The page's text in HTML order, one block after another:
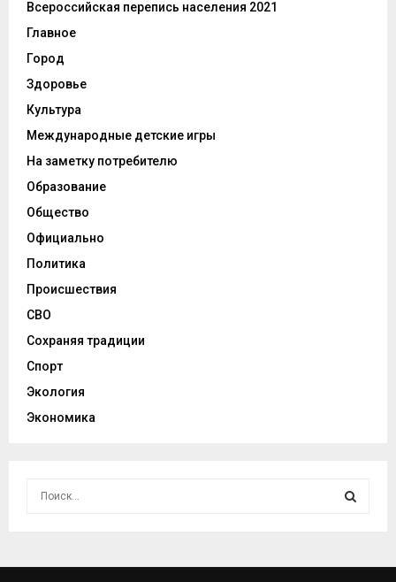
Всероссийская перепись населения 2021
Главное
Город
Здоровье
Культура
Международные детские игры
На заметку потребителю
Образование
Общество
Официально
Политика
Происшествия
СВО
Сохраняя традиции
Спорт
Экология
Экономика
С